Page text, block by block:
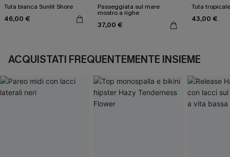
Tuta bianca Sunlit Shore
46,00 €
Passeggiata sul mare
mostro a righe
37,00 €
Tuta
43,00 €
ACQUISTATI FREQUENTEMENTE INSIEME